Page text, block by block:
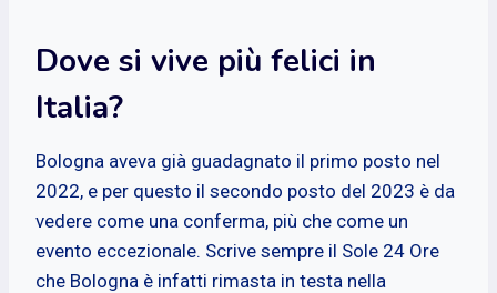
Dove si vive più felici in
Italia?
Bologna aveva già guadagnato il primo posto nel
2022, e per questo il secondo posto del 2023 è da
vedere come una conferma, più che come un
evento eccezionale. Scrive sempre il Sole 24 Ore
che Bologna è infatti rimasta in testa nella